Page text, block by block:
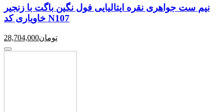
نیم ست جواهری نقره ایتالیایی فول نگین باگت با زنجیر
خاویاری کد N107
28,704,000تومان